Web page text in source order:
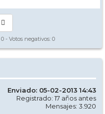
0 - Votos negativos: 0
Enviado: 05-02-2013 14:43
Registrado: 17 años antes
Mensajes: 3.920